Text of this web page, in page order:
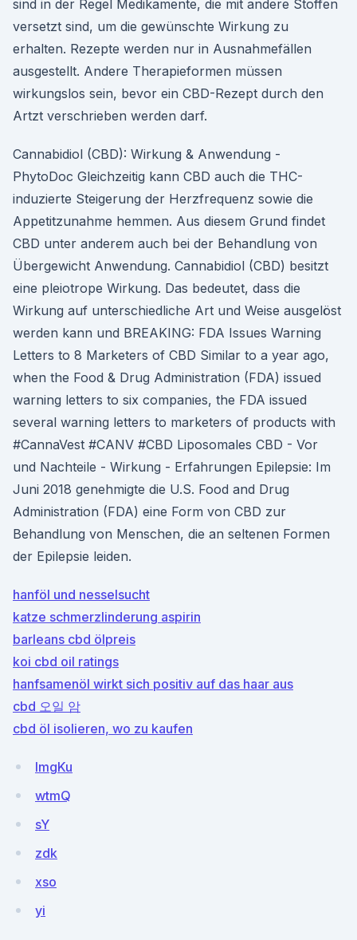
sind in der Regel Medikamente, die mit andere Stoffen
versetzt sind, um die gewünschte Wirkung zu
erhalten. Rezepte werden nur in Ausnahmefällen
ausgestellt. Andere Therapieformen müssen
wirkungslos sein, bevor ein CBD-Rezept durch den
Artzt verschrieben werden darf.
Cannabidiol (CBD): Wirkung & Anwendung -
PhytoDoc Gleichzeitig kann CBD auch die THC-
induzierte Steigerung der Herzfrequenz sowie die
Appetitzunahme hemmen. Aus diesem Grund findet
CBD unter anderem auch bei der Behandlung von
Übergewicht Anwendung. Cannabidiol (CBD) besitzt
eine pleiotrope Wirkung. Das bedeutet, dass die
Wirkung auf unterschiedliche Art und Weise ausgelöst
werden kann und BREAKING: FDA Issues Warning
Letters to 8 Marketers of CBD Similar to a year ago,
when the Food & Drug Administration (FDA) issued
warning letters to six companies, the FDA issued
several warning letters to marketers of products with
#CannaVest #CANV #CBD Liposomales CBD - Vor
und Nachteile - Wirkung - Erfahrungen Epilepsie: Im
Juni 2018 genehmigte die U.S. Food and Drug
Administration (FDA) eine Form von CBD zur
Behandlung von Menschen, die an seltenen Formen
der Epilepsie leiden.
hanföl und nesselsucht
katze schmerzlinderung aspirin
barleans cbd ölpreis
koi cbd oil ratings
hanfsamenöl wirkt sich positiv auf das haar aus
cbd 오일 암
cbd öl isolieren, wo zu kaufen
lmgKu
wtmQ
sY
zdk
xso
yi